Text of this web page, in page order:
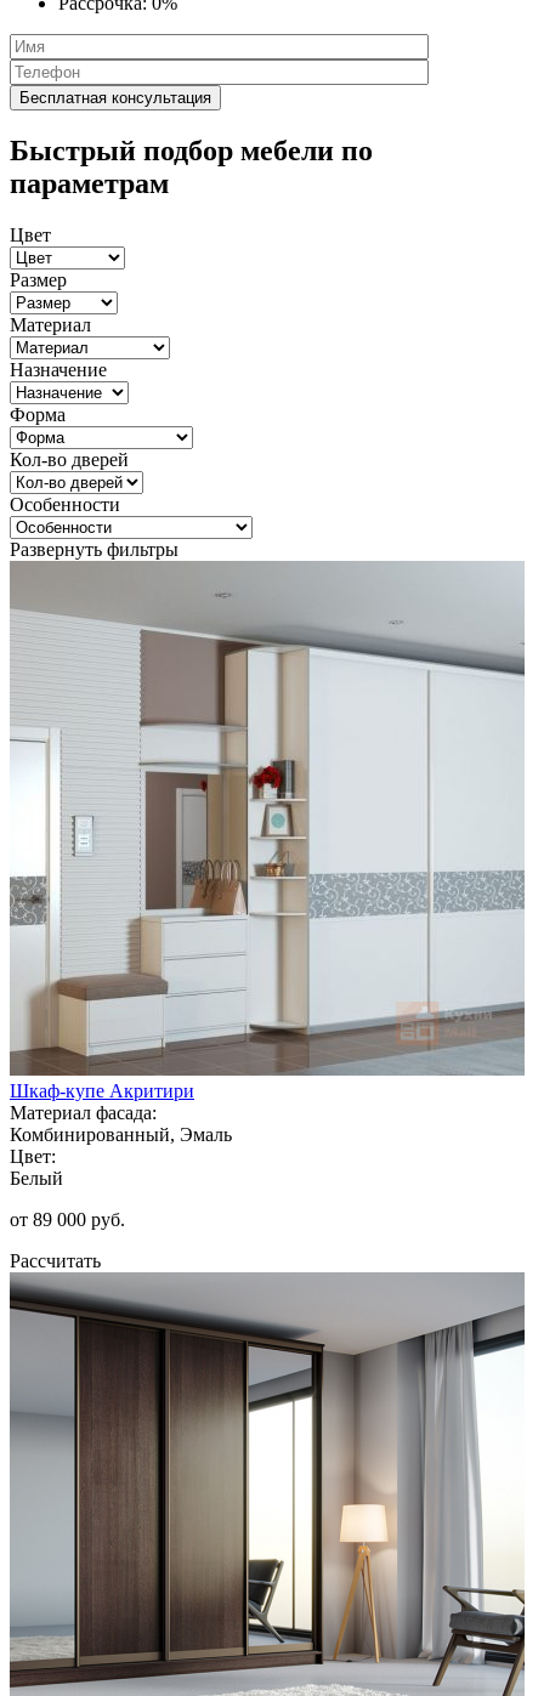
Быстрый подбор мебели по
параметрам
Цвет
Размер
Материал
Назначение
Форма
Кол-во дверей
Особенности
Развернуть фильтры
Шкаф-купе Акритири
Материал фасада:
Комбинированный, Эмаль
Цвет:
Белый
от 89 000 руб.
Рассчитать